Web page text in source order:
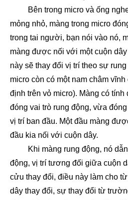
Bên trong micro và ống nghe
mỏng nhỏ, màng trong micro
trong tai người, bạn nói vào nó,
màng được nối với một cuộn
này sẽ thay đổi vị trí theo sự
micro còn có một nam châm
định trên vỏ micro). Màng có
đóng vai trò rung động, vừa
vị trí ban đầu. Một đầu màng
đầu kia nối với cuộn dây.
Khi màng rung động, nó dẫn
động, vị trí tương đối giữa cuộn
cửu thay đổi, điều này làm cho
dây thay đổi, sự thay đổi từ